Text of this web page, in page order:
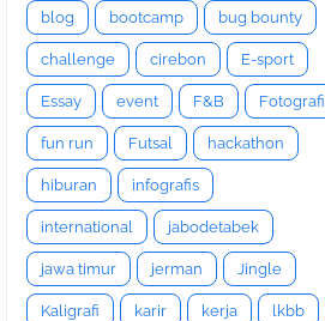
blog bootcamp bug bounty
challenge cirebon E-sport
Essay event F&B Fotografi
fun run Futsal hackathon
hiburan infografis
international jabodetabek
jawa timur jerman Jingle
Kaligrafi karir kerja lkbb